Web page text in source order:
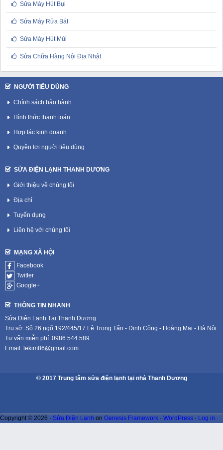
Sửa Máy Hút Bụi
Sửa Máy Rửa Bát
Sửa Máy Hút Mùi
Sửa Chữa Hàng Nội Địa Nhật
NGƯỜI TIÊU DÙNG
Chính sách bảo hành
Hình thức thanh toán
Hợp tác kinh doanh
Quyền lợi người tiêu dùng
SỬA ĐIỆN LẠNH THANH DƯƠNG
Giới thiệu về chúng tôi
Địa chỉ
Tuyển dụng
Liên hệ với chúng tôi
MẠNG XÃ HỘI
Facebook
Twitter
Google+
THÔNG TIN NHANH
Sửa Điện Lạnh Tại Thanh Dương
Trụ sở: Số 26 ngõ 192/445/17 Lê Trọng Tấn - Định Công - Hoàng Mai - Hà Nội
Tư vấn miễn phí: 0986.544.589
Email: lekim86@gmail.com
© 2017 Trung tâm sửa điện lạnh tại nhà Thanh Dương
Copyright © 2026 · Sửa Điện Lạnh on Genesis Framework · WordPress · Log in